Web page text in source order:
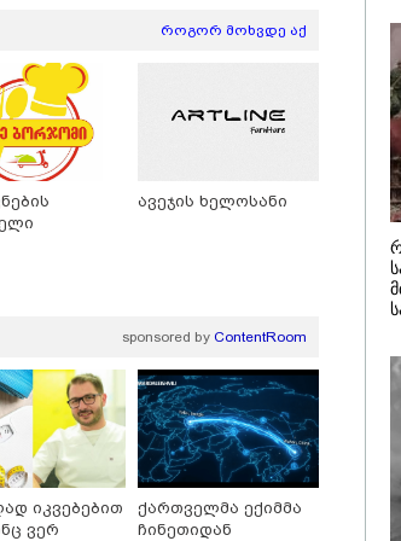
"2008
იქნებოდა,
უკრაინის
შალვა
მსოფლიო
სასიცოცხლოდ
მნიშვნელოვანი
როგორ მოხვდე აქ
ავეჯის ხელოსანი
sponsored by ContentRoom
იკვებებით
ვერ
ქართველმა ექიმმა
ჩინეთიდან